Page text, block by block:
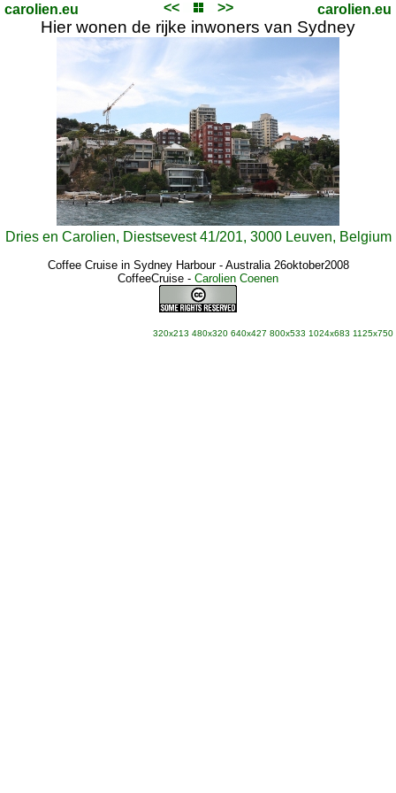
carolien.eu << >> carolien.eu
Hier wonen de rijke inwoners van Sydney
Dries en Carolien, Diestsevest 41/201, 3000 Leuven, Belgium
Coffee Cruise in Sydney Harbour - Australia 26oktober2008
CoffeeCruise - Carolien Coenen
320x213 480x320 640x427 800x533 1024x683 1125x750